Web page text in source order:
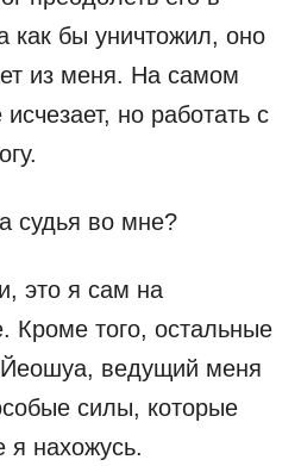
как бы уничтожил, оно
из меня. На самом
но работать с
судья во мне?
это я сам на
того, остальные
ведущий меня
силы, которые
я нахожусь.